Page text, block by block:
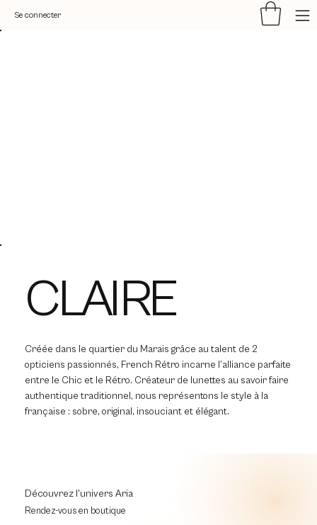
Se connecter
CLAIRE
Créée dans le quartier du Marais grâce au talent de 2
opticiens passionnés, French Rétro incarne l’alliance parfaite
entre le Chic et le Rétro. Créateur de lunettes au savoir faire
authentique traditionnel, nous représentons le style à la
française : sobre, original, insouciant et élégant.
Rendez-vous en boutique
Découvrez l'univers Aria